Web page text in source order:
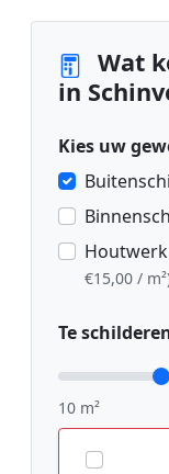
Wat
in
Kies uw
€15,00 /
Te
10 m²